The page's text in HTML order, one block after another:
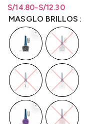
S/12.30
-
S/14.80
Rango de precios: desde
S/12.30 hasta S/14.80
Rango de precios: desde
S/12.30 hastaS/ 14.80
MASGLO BRILLOS